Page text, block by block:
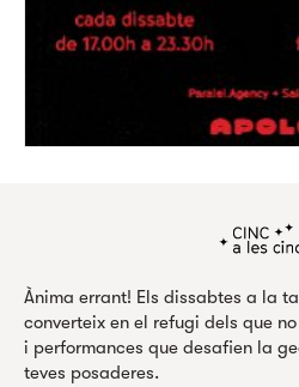
Ànima errant! Els dissabtes a la
converteix en el refugi dels que
i performances que desafien la
teves posaderes.